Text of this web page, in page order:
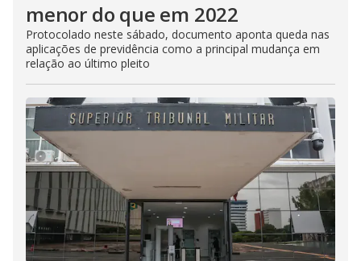
menor do que em 2022
Protocolado neste sábado, documento aponta queda nas
aplicações de previdência como a principal mudança em
relação ao último pleito